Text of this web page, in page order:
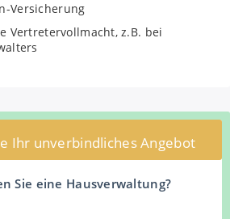
über Zertifikate und
absolvierte Weiterbildungen
Versicherung
Vertretervollmacht, z.B. bei
Ihr unverbindliches Angebot
Sie eine Hausverwaltung?